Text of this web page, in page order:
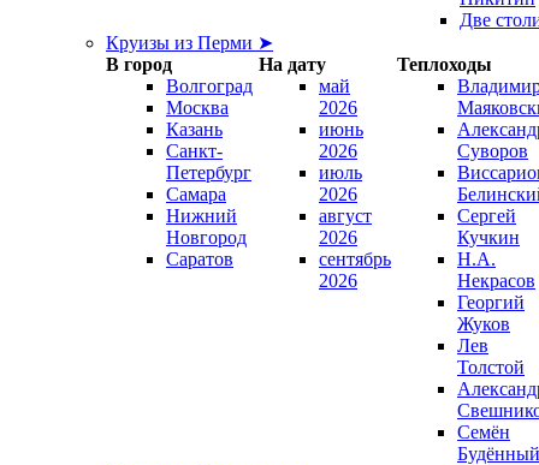
Две
Круизы из Перми ➤
В город
На дату
Теплоходы
Волгоград
Москва
Казань
Санкт-
Петербург
Самара
Нижний
Новгород
Саратов
май
2026
июнь
2026
июль
2026
август
2026
сентябрь
2026
Суворов
Сергей
Кучкин
Н.А.
Некрасов
Георгий
Жуков
Лев
Толстой
Семён
Будённый